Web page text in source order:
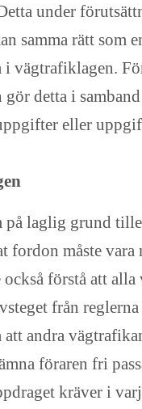
under
samma rätt som
vägtrafiklagen.
detta i
eller
laglig grund
måste
också förstå att
från
andra
föraren fri
kräver i